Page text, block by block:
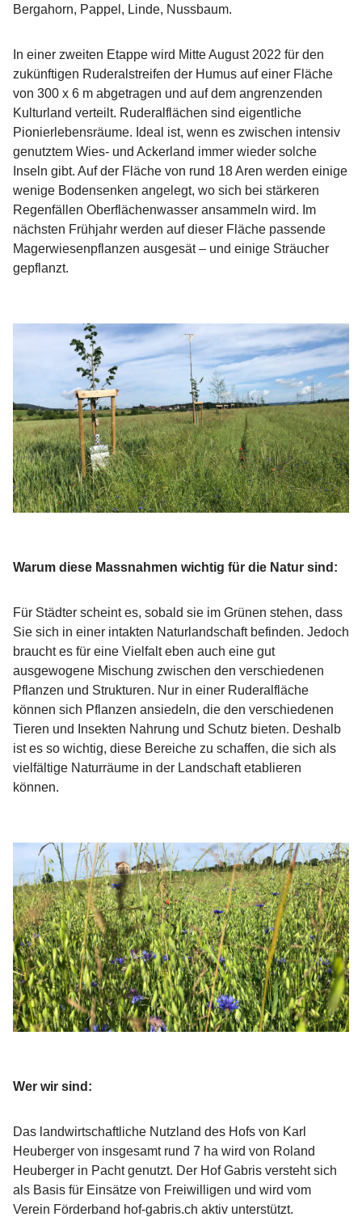
Bergahorn, Pappel, Linde, Nussbaum.
In einer zweiten Etappe wird Mitte August 2022 für den
zukünftigen Ruderalstreifen der Humus auf einer Fläche
von 300 x 6 m abgetragen und auf dem angrenzenden
Kulturland verteilt. Ruderalflächen sind eigentliche
Pionierlebensräume. Ideal ist, wenn es zwischen intensiv
genutztem Wies- und Ackerland immer wieder solche
Inseln gibt. Auf der Fläche von rund 18 Aren werden einige
wenige Bodensenken angelegt, wo sich bei stärkeren
Regenfällen Oberflächenwasser ansammeln wird. Im
nächsten Frühjahr werden auf dieser Fläche passende
Magerwiesenpflanzen ausgesät – und einige Sträucher
gepflanzt.
Warum diese Massnahmen wichtig für die Natur sind:
Für Städter scheint es, sobald sie im Grünen stehen, dass
Sie sich in einer intakten Naturlandschaft befinden. Jedoch
braucht es für eine Vielfalt eben auch eine gut
ausgewogene Mischung zwischen den verschiedenen
Pflanzen und Strukturen. Nur in einer Ruderalfläche
können sich Pflanzen ansiedeln, die den verschiedenen
Tieren und Insekten Nahrung und Schutz bieten. Deshalb
ist es so wichtig, diese Bereiche zu schaffen, die sich als
vielfältige Naturräume in der Landschaft etablieren
können.
Wer wir sind:
Das landwirtschaftliche Nutzland des Hofs von Karl
Heuberger von insgesamt rund 7 ha wird von Roland
Heuberger in Pacht genutzt. Der Hof Gabris versteht sich
als Basis für Einsätze von Freiwilligen und wird vom
Verein Förderband hof-gabris.ch aktiv unterstützt.